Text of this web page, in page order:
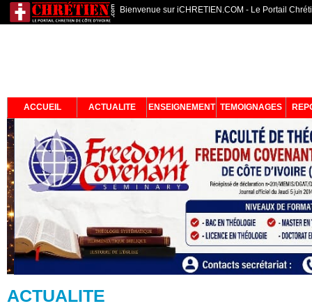
Bienvenue sur iCHRETIEN.COM - Le Portail
ACCUEIL ACTUALITE ENSEIGNEMENT TEMOIGNAGES
ACTUALITE